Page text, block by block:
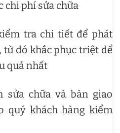
chi phí sửa chữa
tra chi tiết để phát
đó khắc phục triệt để
quả nhất
sửa chữa và bàn giao
quý khách hàng kiểm